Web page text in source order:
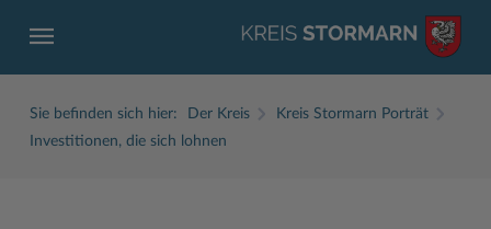
Sie befinden sich hier: Der Kreis
Kreis Stormarn Porträt
Investitionen, die sich lohnen